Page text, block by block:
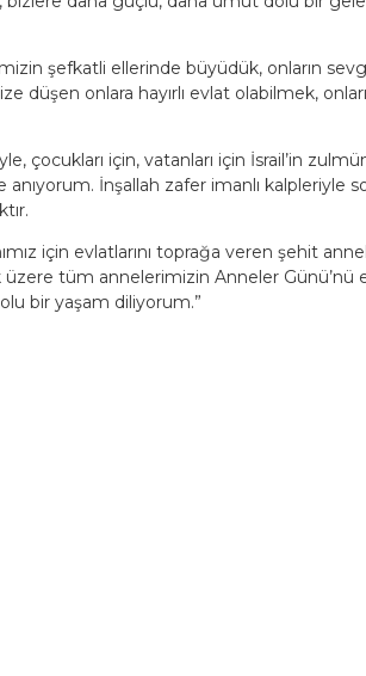
şefkatli ellerinde büyüdük, onların
düşen onlara hayırlı evlat olabilmek, onların
çocukları için, vatanları için İsrail’in
İnşallah zafer imanlı kalpleriyle
için evlatlarını toprağa veren şehit
tüm annelerimizin Anneler Günü’nü
bir yaşam diliyorum.”